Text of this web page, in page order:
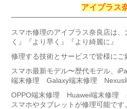
アイプラス
スマホ修理のアイプラス奈良店は
く』『より早く』『より綺麗に』
修理する技術とサービスで皆様にご
スマホ最新モデル〜歴代モデル、
端末修理 Galaxy端末修理 Nexus
OPPO端末修理 Huawei端末修理
スマホやタブレットが修理可能です。